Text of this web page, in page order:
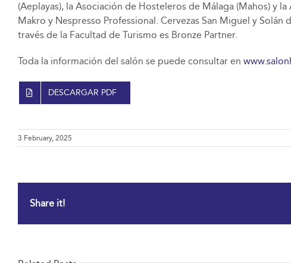
(Aeplayas), la Asociación de Hosteleros de Málaga (Mahos) y
Makro y Nespresso Professional. Cervezas San Miguel y
través de la Facultad de Turismo es Bronze Partner.
Toda la información del salón se puede consultar en
DESCARGAR PDF
3 February, 2025
Share it!